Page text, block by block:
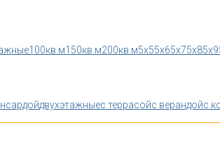
100кв.м150кв.м200кв.м5x55x65x75x85x9
двухэтажныес террасойс верандойс